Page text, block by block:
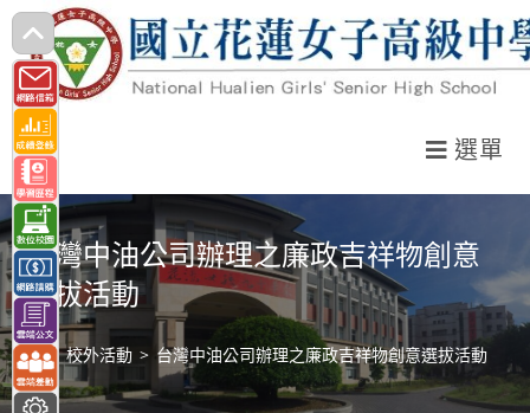
跳
轉
至
主
要
內
容
選單
台灣中油公司辦理之廉政吉祥物創意
選拔活動
> 校外活動 > 台灣中油公司辦理之廉政吉祥物創意選拔活動